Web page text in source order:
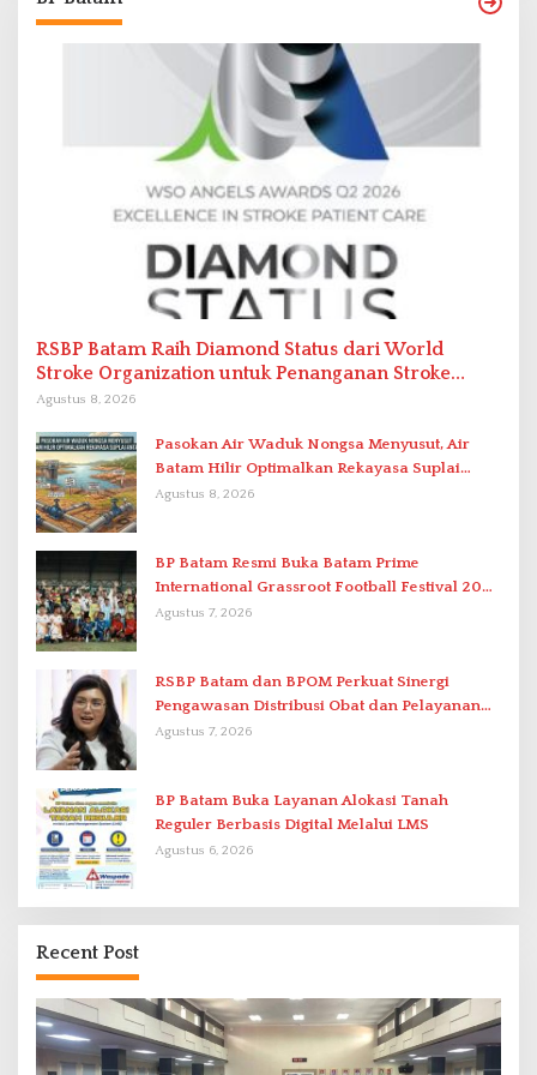
RSBP Batam Raih Diamond Status dari World
Stroke Organization untuk Penanganan Stroke
Berstandar Internasional
Agustus 8, 2026
Pasokan Air Waduk Nongsa Menyusut, Air
Batam Hilir Optimalkan Rekayasa Suplai
Antar-IPAM
Agustus 8, 2026
BP Batam Resmi Buka Batam Prime
International Grassroot Football Festival 2026
di Stadion Temenggung Abdul Jamal
Agustus 7, 2026
RSBP Batam dan BPOM Perkuat Sinergi
Pengawasan Distribusi Obat dan Pelayanan
Kefarmasian
Agustus 7, 2026
BP Batam Buka Layanan Alokasi Tanah
Reguler Berbasis Digital Melalui LMS
Agustus 6, 2026
Recent Post